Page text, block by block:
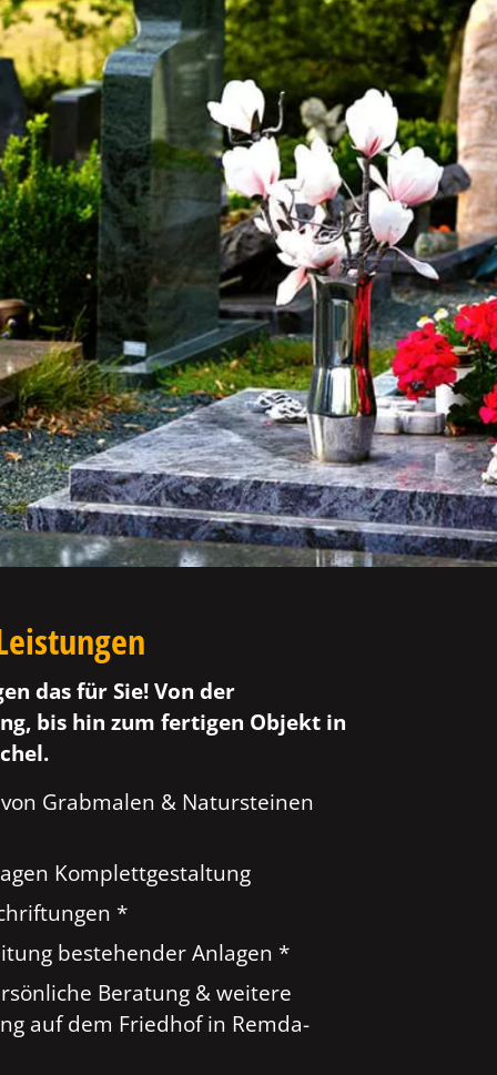
das für Sie! Von der
bis hin zum fertigen Objekt in
Grabmalen & Natursteinen
Komplettgestaltung
*
bestehender Anlagen *
Beratung & weitere
auf dem Friedhof in Remda-